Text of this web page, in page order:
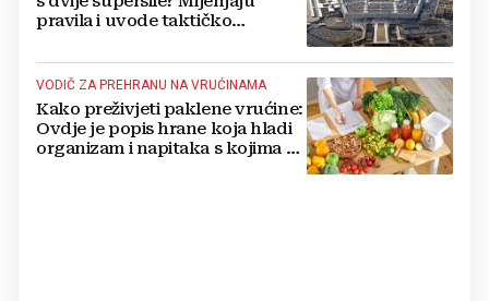
pravila i uvode taktičko
VODIČ ZA PREHRANU NA VRUĆINAMA
Kako preživjeti paklene vrućine:
Ovdje je popis hrane koja hladi
organizam i napitaka s kojima si